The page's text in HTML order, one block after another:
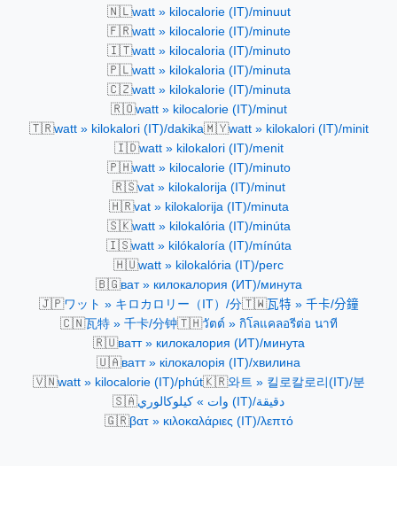
🇳🇱watt » kilocalorie (IT)/minuut
🇫🇷watt » kilocalorie (IT)/minute
🇮🇹watt » kilocaloria (IT)/minuto
🇵🇱watt » kilokaloria (IT)/minuta
🇨🇿watt » kilokalorie (IT)/minuta
🇷🇴watt » kilocalorie (IT)/minut
🇹🇷watt » kilokalori (IT)/dakika🇲🇾watt » kilokalori (IT)/minit
🇮🇩watt » kilokalori (IT)/menit
🇵🇭watt » kilocalorie (IT)/minuto
🇷🇸vat » kilokalorija (IT)/minut
🇭🇷vat » kilokalorija (IT)/minuta
🇸🇰watt » kilokalória (IT)/minúta
🇮🇸watt » kilókaloría (IT)/mínúta
🇭🇺watt » kilokalória (IT)/perc
🇧🇬ват » килокалория (ИТ)/минута
🇯🇵ワット » キロカロリー（IT）/分🇹🇼瓦特 » 千卡/分鐘
🇨🇳瓦特 » 千卡/分钟🇹🇭วัตต์ » กิโลแคลอรีต่อ นาที
🇷🇺ватт » килокалория (ИТ)/минута
🇺🇦ватт » кілокалорія (IT)/хвилина
🇻🇳watt » kilocalorie (IT)/phút🇰🇷와트 » 킬로칼로리(IT)/분
🇸🇦 وات » كيلوكالوري (IT)/دقيقة
🇬🇷βατ » κιλοκαλάριες (IT)/λεπτό